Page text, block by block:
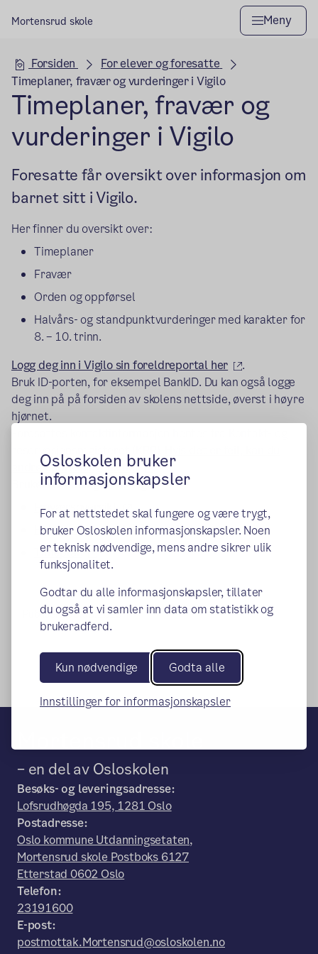
Osloskolen bruker
informasjonskapsler
For at nettstedet skal fungere og være trygt,
bruker Osloskolen informasjonskapsler. Noen
er teknisk nødvendige, mens andre sikrer ulik
funksjonalitet.
Godtar du alle informasjonskapsler, tillater
du også at vi samler inn data om statistikk og
brukeradferd.
Kun nødvendige Godta alle
Innstillinger for informasjonskapsler
Mortensrud skole Meny
Hovedseksjon
Forsiden
For elever og foresatte
Timeplaner, fravær og vurderinger i Vigilo
Timeplaner, fravær og
vurderinger i Vigilo
Foresatte får oversikt over informasjon om
barnet sitt i Vigilo.
Her finner du oversikt over:
Timeplaner
Fravær
Orden og oppførsel
Halvårs- og standpunktvurderinger med karakter for
8. – 10. trinn.
Logg deg inn i Vigilo sin foreldreportal her
(ekstern
.
Bruk ID-porten, for eksempel BankID. Du kan også logge
deg inn på på forsiden av skolens nettside, øverst i høyre
hjørnet.
reservasjonsregisteret (KRR).
endre opplysningene her
(ekstern lenke)
.
Brukerveiledninger for Vigilo
Fraværsoversikt
(ekstern lenke)
Halvårs- og standpunktvurdering
(ekstern lenke)
Timeplan
(ekstern lenke)
Publisert:08.08.2025
Mortensrud skole
– en del av Osloskolen
Besøks- og leveringsadresse:
Lofsrudhøgda 195, 1281 Oslo
Postadresse:
Oslo kommune Utdanningsetaten,
Mortensrud skole Postboks 6127
Etterstad 0602 Oslo
Telefon:
23191600
E-post:
postmottak.Mortensrud@osloskolen.no